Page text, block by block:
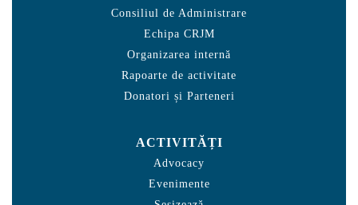
Consiliul de Administrare
Echipa CRJM
Organizarea internă
Rapoarte de activitate
Donatori și Parteneri
ACTIVITĂȚI
Advocacy
Evenimente